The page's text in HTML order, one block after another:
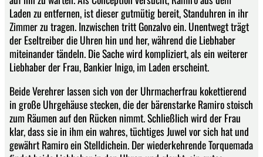
Laden zu entfernen, ist dieser gutmütig bereit, Standuhren in ihr
Zimmer zu tragen. Inzwischen tritt Gonzalvo ein. Unentwegt trägt
der Eseltreiber die Uhren hin und her, während die Liebhaber
miteinander tändeln. Die Sache wird kompliziert, als ein weiterer
Liebhaber der Frau, Bankier Inigo, im Laden erscheint.
Beide Verehrer lassen sich von der Uhrmacherfrau kokettierend
in große Uhrgehäuse stecken, die der bärenstarke Ramiro stoisch
zum Räumen auf den Rücken nimmt. Schließlich wird der Frau
klar, dass sie in ihm ein wahres, tüchtiges Juwel vor sich hat und
gewährt Ramiro ein Stelldichein. Der wiederkehrende Torquemada